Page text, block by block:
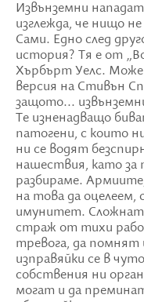
Извънземни
изглежда, че нищо
Сами. Едно след
история? Тя е от
Хърбърт Уелс. Може
версия на Стивън
защото...
Те изненадващо
патогени, с които
ни се водят
нашествия, като
разбираме.
на това да
имунитет.
страж от тихи
тревога, да помнят
изправяйки се в
собствения ни
могат и да